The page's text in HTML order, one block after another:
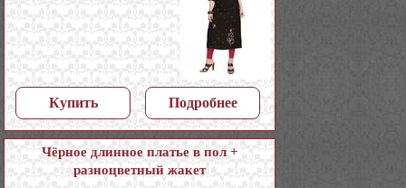
Купить Подробнее
Чёрное длинное платье в пол +
разноцветный жакет